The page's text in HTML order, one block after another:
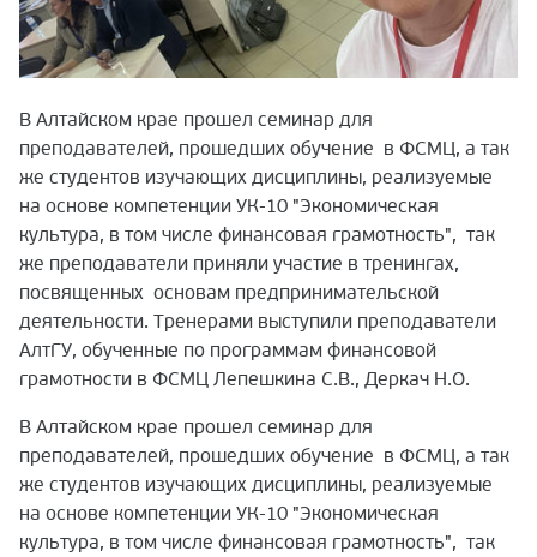
В Алтайском крае прошел семинар для
преподавателей, прошедших обучение в ФСМЦ, а так
же студентов изучающих дисциплины, реализуемые
на основе компетенции УК-10 "Экономическая
культура, в том числе финансовая грамотность", так
же преподаватели приняли участие в тренингах,
посвященных основам предпринимательской
деятельности. Тренерами выступили преподаватели
АлтГУ, обученные по программам финансовой
грамотности в ФСМЦ Лепешкина С.В., Деркач Н.О.
В Алтайском крае прошел семинар для
преподавателей, прошедших обучение в ФСМЦ, а так
же студентов изучающих дисциплины, реализуемые
на основе компетенции УК-10 "Экономическая
культура, в том числе финансовая грамотность", так